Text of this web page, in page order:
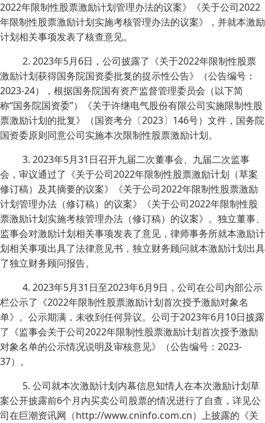
2022年限制性股票激励计划管理办法的议案》《关于公司2022
年限制性股票激励计划实施考核管理办法的议案》，并就本激励
计划相关事项发表了核查意见。
2. 2023年5月6日，公司披露了《关于2022年限制性股票
激励计划获得国务院国资委批复的提示性公告》（公告编号：
2023-24），根据国务院国有资产监督管理委员会（以下简
称“国务院国资委”）《关于许继电气股份有限公司实施限制性股
票激励计划的批复》（国资考分〔2023〕146号）文件，国务院
国资委原则同意公司实施本次限制性股票激励计划。
3. 2023年5月31日召开九届二次董事会、九届二次监事
会，审议通过了《关于公司2022年限制性股票激励计划（草案
修订稿）及其摘要的议案》《关于公司2022年限制性股票激励
计划管理办法（修订稿）的议案》《关于公司2022年限制性股
票激励计划实施考核管理办法（修订稿）的议案》。独立董事、
监事会对激励计划相关事项发表了意见，律师事务所就本激励计
划相关事项出具了法律意见书，独立财务顾问就本激励计划出具
了独立财务顾问报告。
4. 2023年5月31日至2023年6月9日，公司在公司内部公示
栏公示了《2022年限制性股票激励计划首次授予激励对象名
单》。公示期满，未收到任何异议。公司于2023年6月10日披露
了《监事会关于公司2022年限制性股票激励计划首次授予激励
对象名单的公示情况说明及审核意见》（公告编号：2023-
37）。
5. 公司就本次激励计划内幕信息知情人在本次激励计划草
案公开披露前6个月内买卖公司股票的情况进行了自查，详见公
司在巨潮资讯网（http://www.cninfo.com.cn）上披露的《关